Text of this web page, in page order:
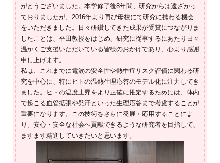
がとうございました。本学修了後8年間、研究からは遠ざかっ
ておりましたが、2016年より再び母校にて研究に携わる機会
をいただきました。日々研鑽してきた成果が受賞につながりま
したことは、平田教授をはじめ、研究に従事するにあたり日々
温かくご支援いただいている皆様のおかげであり、心より感謝
申し上げます。
私は、これまでに電波の安全性や熱中症リスク評価に関わる研
究を中心に、特にヒトの温熱生理応答のモデル化に注力してき
ました。ヒトの温度上昇をより正確に推定するためには、体内
で起こる血管拡張や発汗といった生理応答まで考慮することが
重要になります。この技術をさらに発展・応用することによ
り、安心・安全な社会へ貢献できるような研究者を目指して、
ますます精進していきたいと思います。